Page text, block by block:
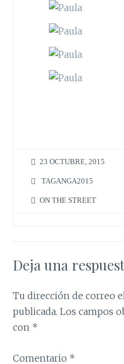
23 OCTUBRE, 2015
TAGANGA2015
ON THE STREET
Deja una
Tu dirección de correo
publicada. Los campos
con *
Comentario *